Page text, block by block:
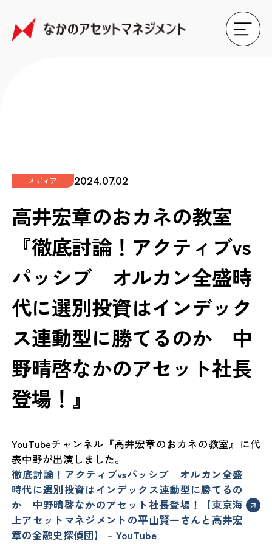
メディア 2024.07.02
高井宏章のおカネの教室
『徹底討論！アクティブvs
パッシブ オルカン全盛時
代に選別投資はインデック
ス連動型に勝てるのか 中
野晴啓なかのアセット社長
登場！』
YouTubeチャンネル『高井宏章のおカネの教室』に代
表中野が出演しました。
徹底討論！アクティブvsパッシブ オルカン全盛
時代に選別投資はインデックス連動型に勝てるの
か 中野晴啓なかのアセット社長登場！【東京海
上アセットマネジメントの平山賢一さんと高井宏
章の金融史探偵団】 – YouTube